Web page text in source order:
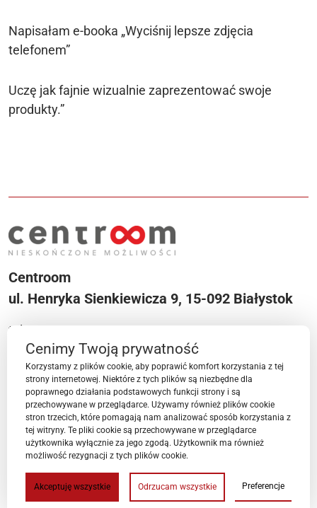
Napisałam e-booka „Wyciśnij lepsze zdjęcia
telefonem”
Uczę jak fajnie wizualnie zaprezentować swoje
produkty.”
Centroom
ul. Henryka Sienkiewicza 9, 15-092 Białystok
tel. +48 533 553 204
e-mail:centroom@bpnt.bialystok.pl
Menu
Przestrzenie Centroom
Cenimy Twoją prywatność
Korzystamy z plików cookie, aby poprawić komfort korzystania z tej
strony internetowej. Niektóre z tych plików są niezbędne dla
poprawnego działania podstawowych funkcji strony i są
przechowywane w przeglądarce. Używamy również plików cookie
stron trzecich, które pomagają nam analizować sposób korzystania z
tej witryny. Te pliki cookie są przechowywane w przeglądarce
użytkownika wyłącznie za jego zgodą. Użytkownik ma również
możliwość rezygnacji z tych plików cookie.
Akceptuję wszystkie Odrzucam wszystkie Preferencje